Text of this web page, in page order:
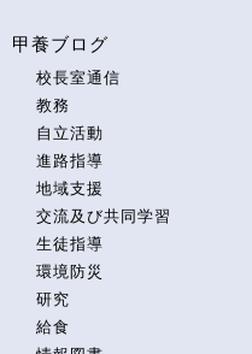
甲養ブログ
校長室通信
教務
自立活動
進路指導
地域支援
交流及び共同学習
生徒指導
環境防災
研究
給食